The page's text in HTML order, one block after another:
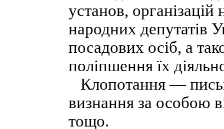
установ,
народних депутатів
посадових осіб, а
поліпшення їх
Клопотання —
визнання за особою
тощо.